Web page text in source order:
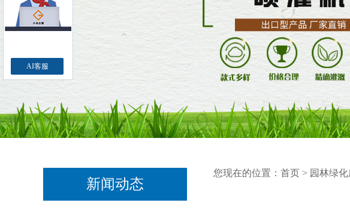
新闻动态
您现在的位置： 首页 > 园林绿
AI客服